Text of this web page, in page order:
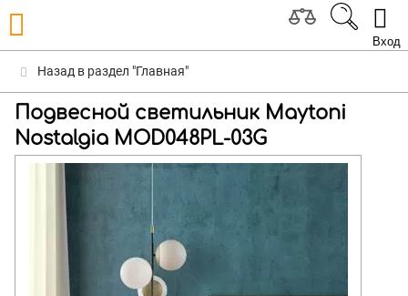
Вход
Назад в раздел "Главная"
Подвесной светильник Maytoni
Nostalgia MOD048PL-03G